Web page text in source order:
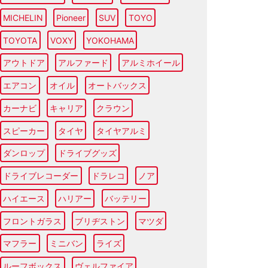
MICHELIN Pioneer SUV TOYO
TOYOTA VOXY YOKOHAMA
アウトドア アルファード アルミホイール
エアコン オイル オートバックス
カーナビ キャリア クラウン
スピーカー タイヤ タイヤアルミ
ダンロップ ドライブグッズ
ドライブレコーダー ドラレコ ノア
ハイエース ハリアー バッテリー
フロントガラス ブリヂストン マツダ
マフラー ミニバン ライズ
ルーフボックス ヴェルファイア